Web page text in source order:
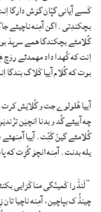
کَسے آیانی گپّان گۆش دارگا
بچکندِتی. اگن آمِنه ناچیئے
گُلامئے بچکندگا همے سرپدَ
اِنت که کُهدا داد مهمدئے
بوت که گُلام آییا کَلاگ بندگا
آییا هُلولوے جت و گُلاێش
چه آییئے گُد و بدنا انچێن
گُلامئے گینّ گَٹِّت. آییا آمِنهئے
یله بدنت. آمِنه انچۆ گُڑِت که
“لَنڈَر! کَمینّگی منا کَزایی
چینڈُک بپاچین، آمِنه ناچیا